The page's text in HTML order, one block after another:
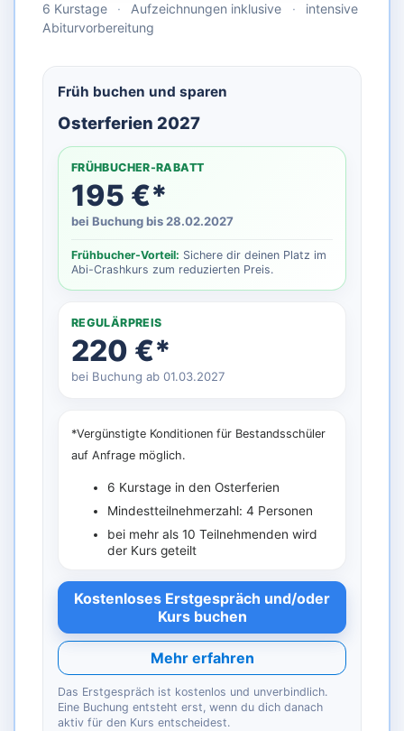
6 Kurstage · Aufzeichnungen inklusive ·
intensive
Abiturvorbereitung
Früh buchen und sparen
Osterferien 2027
FRÜHBUCHER-RABATT
195 €*
bei Buchung bis 28.02.2027
Frühbucher-Vorteil: Sichere dir deinen Platz im
Abi-Crashkurs zum reduzierten Preis.
REGULÄRPREIS
220 €*
bei Buchung ab 01.03.2027
*Vergünstigte Konditionen für Bestandsschüler
auf Anfrage möglich.
6 Kurstage in den Osterferien
Mindestteilnehmerzahl: 4 Personen
bei mehr als 10 Teilnehmenden wird
der Kurs geteilt
Kostenloses Erstgespräch und/oder
Kurs buchen
Mehr erfahren
Das Erstgespräch ist kostenlos und unverbindlich.
Eine Buchung entsteht erst, wenn du dich danach
aktiv für den Kurs entscheidest.